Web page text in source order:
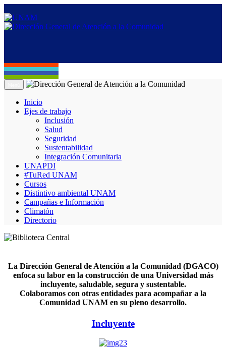
Inicio
Ejes de trabajo
Inclusión
Salud
Seguridad
Sustentabilidad
Integración Comunitaria
UNAPDI
#TuRed UNAM
Cursos
Distintivo ambiental UNAM
Campañas e Información
Climatón
Directorio
La Dirección General de Atención a la Comunidad (DGACO)
enfoca su labor en la construcción de una Universidad más
incluyente, saludable, segura y sustentable.
Colaboramos con otras entidades para acompañar a la
Comunidad UNAM en su pleno desarrollo.
Incluyente